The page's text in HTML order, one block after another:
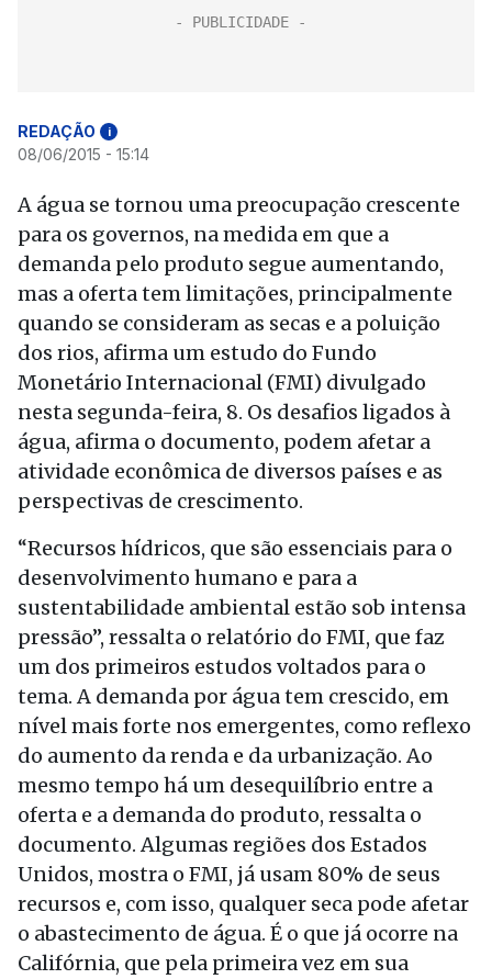
REDAÇÃO i
08/06/2015 - 15:14
A água se tornou uma preocupação crescente
para os governos, na medida em que a
demanda pelo produto segue aumentando,
mas a oferta tem limitações, principalmente
quando se consideram as secas e a poluição
dos rios, afirma um estudo do Fundo
Monetário Internacional (FMI) divulgado
nesta segunda-feira, 8. Os desafios ligados à
água, afirma o documento, podem afetar a
atividade econômica de diversos países e as
perspectivas de crescimento.
“Recursos hídricos, que são essenciais para o
desenvolvimento humano e para a
sustentabilidade ambiental estão sob intensa
pressão”, ressalta o relatório do FMI, que faz
um dos primeiros estudos voltados para o
tema. A demanda por água tem crescido, em
nível mais forte nos emergentes, como reflexo
do aumento da renda e da urbanização. Ao
mesmo tempo há um desequilíbrio entre a
oferta e a demanda do produto, ressalta o
documento. Algumas regiões dos Estados
Unidos, mostra o FMI, já usam 80% de seus
recursos e, com isso, qualquer seca pode afetar
o abastecimento de água. É o que já ocorre na
Califórnia, que pela primeira vez em sua